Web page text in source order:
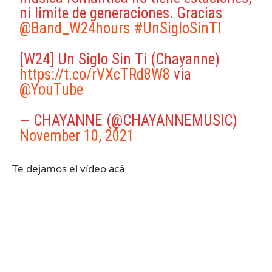
ni limite de generaciones. Gracias
@Band_W24hours #UnSigloSinTI
[W24] Un Siglo Sin Ti (Chayanne)
https://t.co/rVXcTRd8W8 via
@YouTube
— CHAYANNE (@CHAYANNEMUSIC)
November 10, 2021
Te dejamos el vídeo acá